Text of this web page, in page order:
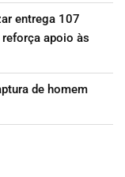
entrega 107
apoio às
de homem